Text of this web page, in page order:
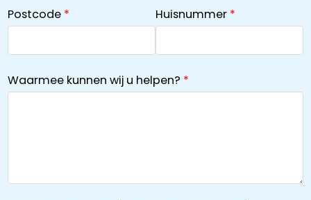
Postcode Huisnummer
Waarmee kunnen wij u helpen?